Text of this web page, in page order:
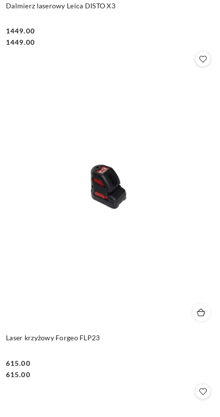
Dalmierz laserowy Leica DISTO X3
Cena:
1449.00
Cena:
1449.00
Laser krzyżowy Forgeo FLP23
Cena:
615.00
Cena:
615.00